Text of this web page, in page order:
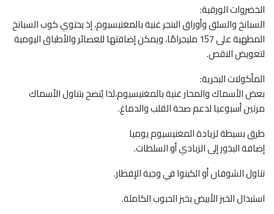
الخضروات الورقية:
السبانخ والسلق وأوراق البنجر غنية بالمغنيسيوم، إذ يحتوي كوب السبانخ
المطهية على 157 مليجرامًا، ويمكن إضافتها للعصائر والأطباق اليومية
لتعويض النقص.
المأكولات البحرية:
بعض الأسماك والمحار غنية بالمغنيسيوم،لذا يُنصح بتناول الأسماك
مرتين أسبوعيا لدعم صحة القلب والدماغ.
طرق بسيطة لزيادة المغنيسيوم يوميا
إضافة البذور إلى الزبادي أو السلطات.
تناول الشوفان أو الكينوا في وجبة الإفطار.
استبدال الخبز الأبيض بخبز الحبوب الكاملة.